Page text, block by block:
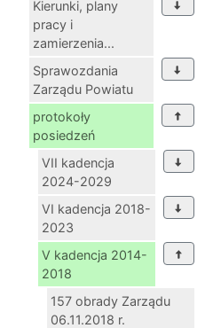
Kierunki, plany
pracy i
zamierzenia...
Sprawozdania
Zarządu Powiatu
protokoły
posiedzeń
VII kadencja
2024-2029
VI kadencja 2018-
2023
V kadencja 2014-
2018
157 obrady Zarządu
06.11.2018 r.